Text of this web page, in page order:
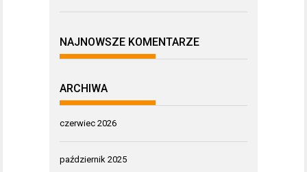
NAJNOWSZE KOMENTARZE
ARCHIWA
czerwiec 2026
październik 2025